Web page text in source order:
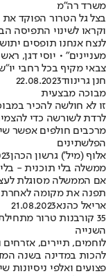
משרד רה"מ
בצל גל הטרור הפוקד את
וקראו לשינוי התפיסה
לנצח אנחנו תופסים
מעניינים" • יוסי דגן,
צבאי מקיף בכל רחבי
חנן גרינווד22.08.2023
מבוכה מבצעית
זו לא חולשה להכיר
לרדת לשורשה כדי
מרכבים חולפים אפשר
הפלשתינים
אלוף (מיל') גרשון הכהן
ממשלה בלי תוכנית -
אם הממשלה מסוגלת
תפנה את מקומה לאחרת -
אריאל כהנא21.08.2023
השנייה
לוחמים, תיירים,
פצועים ואלפי ניסיונות